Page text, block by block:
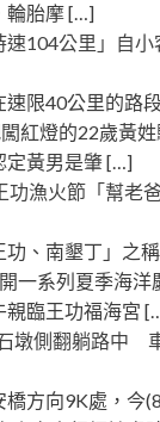
輪胎摩 […]
速104公里」自
速限40公里的路
紅燈的22歲黃
定黃男是肇 […]
漁火節「幫老爸
功、南墾丁」之
一系列夏季海洋
親臨王功福海宮
石墩側翻躺路中
橋方向9K處，今